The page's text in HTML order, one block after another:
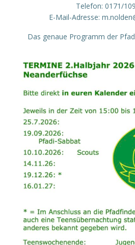
Telefon: 0171/
E-Mail-Adresse:
Das genaue Programm der